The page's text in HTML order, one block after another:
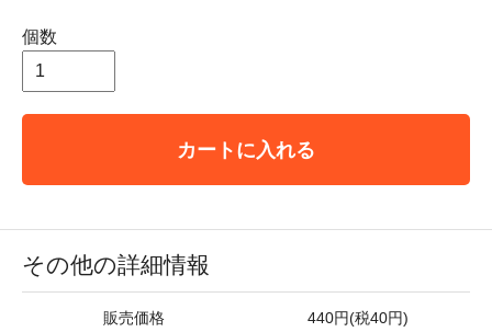
個数
カートに入れる
その他の詳細情報
販売価格 440円(税40円)